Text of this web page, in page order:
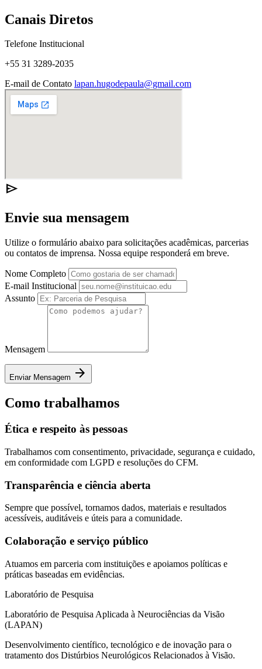
Canais Diretos
Telefone Institucional
+55 31 3289-2035
E-mail de Contato lapan.hugodepaula@gmail.com
send
Envie sua mensagem
Utilize o formulário abaixo para solicitações acadêmicas, parcerias
ou contatos de imprensa. Nossa equipe responderá em breve.
Nome Completo
E-mail Institucional
Assunto
Mensagem
Enviar Mensagem arrow_forward
Como trabalhamos
Ética e respeito às pessoas
Trabalhamos com consentimento, privacidade, segurança e cuidado,
em conformidade com LGPD e resoluções do CFM.
Transparência e ciência aberta
Sempre que possível, tornamos dados, materiais e resultados
acessíveis, auditáveis e úteis para a comunidade.
Colaboração e serviço público
Atuamos em parceria com instituições e apoiamos políticas e
práticas baseadas em evidências.
Laboratório de Pesquisa
Laboratório de Pesquisa Aplicada à Neurociências da Visão
(LAPAN)
Desenvolvimento científico, tecnológico e de inovação para o
tratamento dos Distúrbios Neurológicos Relacionados à Visão.